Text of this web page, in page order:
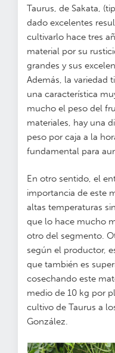
Taurus, de Sakata,
dado excelentes
cultivarlo hace tres
material por su
grandes y sus
Además, la variedad
una característica
mucho el peso del
materiales, hay una
peso por caja a la
fundamental para
En otro sentido, el
importancia de este
altas temperaturas
que lo hace mucho
otro del segmento.
según el productor,
que también es
cosechando este
medio de 10 kg por
cultivo de Taurus a
González.